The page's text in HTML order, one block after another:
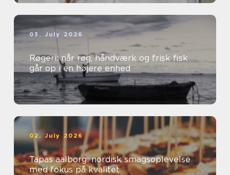
03. July 2026
Røgeri: når røg, håndværk og frisk fisk
går op i en højere enhed
02. July 2026
Tapas aalborg: nordisk smagsoplevelse
med fokus på kvalitet